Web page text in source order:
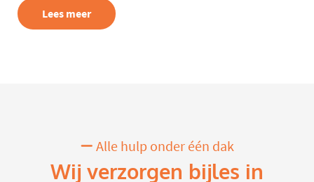
Lees meer
Alle hulp onder één dak
Wij verzorgen bijles in